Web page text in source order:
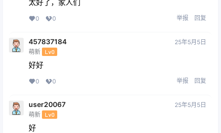
太好了，家人们
0 0 举报 回复
457837184
萌新 Lv0
25年5月5日
好好
0 0 举报 回复
user20067
萌新 Lv0
25年5月5日
好